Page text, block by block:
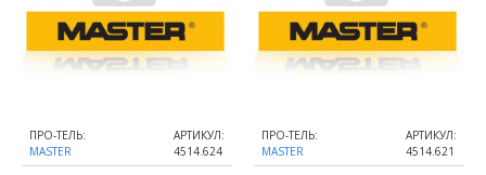
ПРО-ТЕЛЬ:
MASTER
АРТИКУЛ:
4514.624
ПРО-ТЕЛЬ:
MASTER
АРТИКУЛ:
4514.621